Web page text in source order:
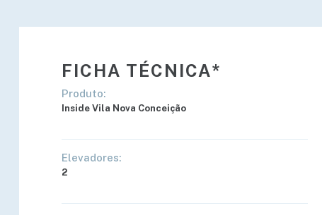
FICHA TÉCNICA*
Produto:
Inside Vila Nova Conceição
Elevadores:
2